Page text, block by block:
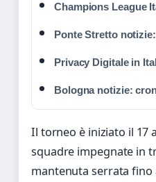
Champions League
Ponte Stretto
Privacy Digitale in
Bologna notizie:
Il torneo è iniziato il 17
squadre impegnate in
mantenuta serrata fino